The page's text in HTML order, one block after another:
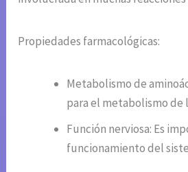
Propiedades farmacológicas:
Metabolismo de
para el metabolismo de
Función nerviosa: Es
funcionamiento del